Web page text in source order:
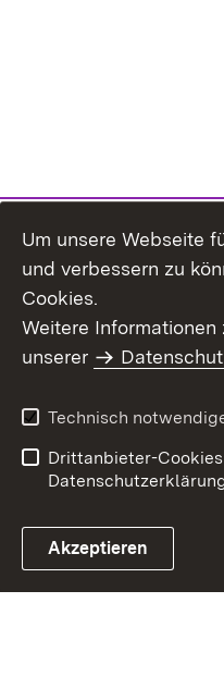
Benutzungshinweise
Um unsere Webseite
und verbessern zu
Cookies.
Weitere
unserer
Technisch
Drittanbieter-
Akzeptieren